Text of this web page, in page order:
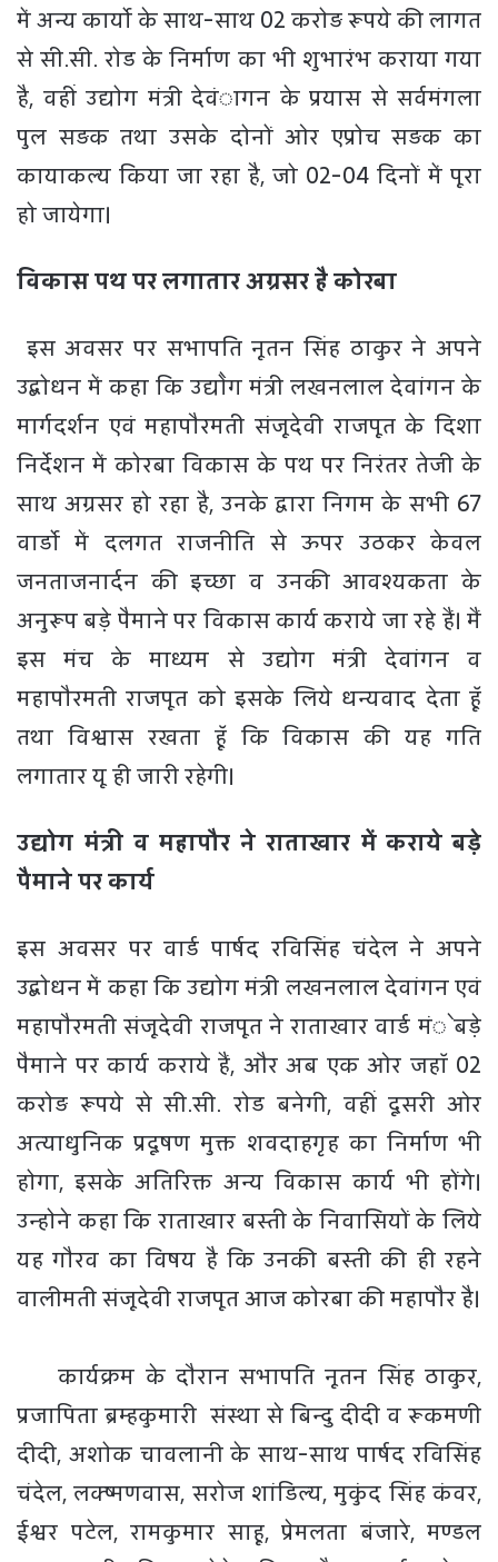
में अन्य कार्यो के साथ-साथ 02 करोड़ रूपये की लागत
से सी.सी. रोड के निर्माण का भी शुभारंभ कराया गया
है, वहीं उद्योग मंत्री देवंागन के प्रयास से सर्वमंगला
पुल सड़क तथा उसके दोनों ओर एप्रोच सड़क का
कायाकल्य किया जा रहा है, जो 02-04 दिनों में पूरा
हो जायेगा।
विकास पथ पर लगातार अग्रसर है कोरबा
इस अवसर पर सभापति नूतन सिंह ठाकुर ने अपने
उद्बोधन में कहा कि उद्योेग मंत्री लखनलाल देवांगन के
मार्गदर्शन एवं महापौरमती संजूदेवी राजपूत के दिशा
निर्देशन में कोरबा विकास के पथ पर निरंतर तेजी के
साथ अग्रसर हो रहा है, उनके द्वारा निगम के सभी 67
वार्डो में दलगत राजनीति से ऊपर उठकर केवल
जनताजनार्दन की इच्छा व उनकी आवश्यकता के
अनुरूप बडे़ पैमाने पर विकास कार्य कराये जा रहे हैं। मैं
इस मंच के माध्यम से उद्योग मंत्री देवांगन व
महापौरमती राजपूत को इसके लिये धन्यवाद देता हूॅं
तथा विश्वास रखता हूॅं कि विकास की यह गति
लगातार यू ही जारी रहेगी।
उद्योग मंत्री व महापौर ने राताखार में कराये बडे़
पैमाने पर कार्य
इस अवसर पर वार्ड पार्षद रविसिंह चंदेल ने अपने
उद्बोधन में कहा कि उद्योग मंत्री लखनलाल देवांगन एवं
महापौरमती संजूदेवी राजपूत ने राताखार वार्ड मंे बडे़
पैमाने पर कार्य कराये हैं, और अब एक ओर जहाॅ 02
करोड़ रूपये से सी.सी. रोड बनेगी, वहीं दूसरी ओर
अत्याधुनिक प्रदूषण मुक्त शवदाहगृह का निर्माण भी
होगा, इसके अतिरिक्त अन्य विकास कार्य भी होंगे।
उन्होने कहा कि राताखार बस्ती के निवासियों के लिये
यह गौरव का विषय है कि उनकी बस्ती की ही रहने
वालीमती संजूदेवी राजपूत आज कोरबा की महापौर है।
कार्यक्रम के दौरान सभापति नूतन सिंह ठाकुर,
प्रजापिता ब्रम्हकुमारी संस्था से बिन्दु दीदी व रूकमणी
दीदी, अशोक चावलानी के साथ-साथ पार्षद रविसिंह
चंदेल, लक्ष्मणवास, सरोज शांडिल्य, मुकुंद सिंह कंवर,
ईश्वर पटेल, रामकुमार साहू, प्रेमलता बंजारे, मण्डल